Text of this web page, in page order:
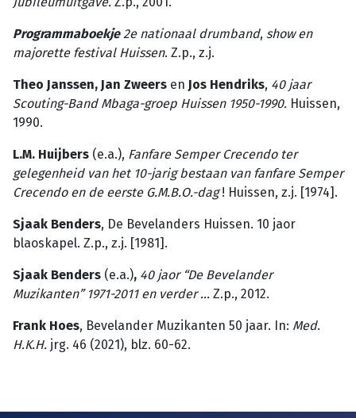
Programmaboekje 2e nationaal drumband, show en
majorette festival Huissen. Z.p., z.j.
Theo Janssen, Jan Zweers en Jos Hendriks, 40 jaar
Scouting-Band Mbaga-groep Huissen 1950-1990. Huissen,
1990.
L.M. Huijbers (e.a.), Fanfare Semper Crecendo ter
gelegenheid van het 10-jarig bestaan van fanfare Semper
Crecendo en de eerste G.M.B.O.-dag! Huissen, z.j. [1974].
Sjaak Benders, De Bevelanders Huissen. 10 jaor
blaoskapel. Z.p., z.j. [1981].
Sjaak Benders (e.a.), 40 jaor “De Bevelander
Muzikanten” 1971-2011 en verder … Z.p., 2012.
Frank Hoes, Bevelander Muzikanten 50 jaar. In: Med.
H.K.H. jrg. 46 (2021), blz. 60-62.